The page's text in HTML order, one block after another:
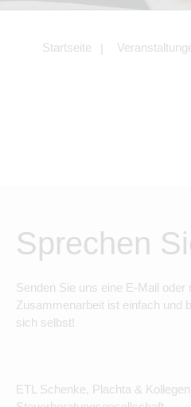
Startseite
Sprechen
Senden Sie uns eine E-Mail oder
Zusammenarbeit ist einfach und
sich selbst!
ETL Schenke, Plachta &
Angebotes
Angeboten von
LinkedIn.